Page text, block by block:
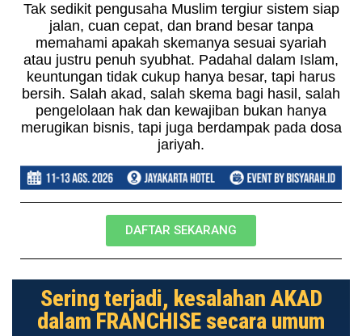
Tak sedikit pengusaha Muslim tergiur sistem siap
jalan, cuan cepat, dan brand besar tanpa
memahami apakah skemanya sesuai syariah
atau justru penuh syubhat. Padahal dalam Islam,
keuntungan tidak cukup hanya besar, tapi harus
bersih. Salah akad, salah skema bagi hasil, salah
pengelolaan hak dan kewajiban bukan hanya
merugikan bisnis, tapi juga berdampak pada dosa
jariyah.
DAFTAR SEKARANG
Sering terjadi, kesalahan AKAD
dalam FRANCHISE secara umum